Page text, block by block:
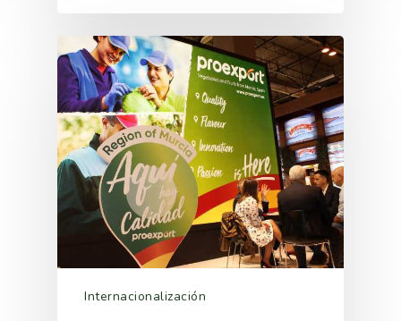
Internacionalización
Nutrición Y Salud
Opinión
Sostenibilidad
Exportaciones 2016
Exportaciones 2015
Juntos Contra El
Proyectos Destacados
Promoción De La
Alimentación
Campañas De
Frutas Y Hortalizas
Concurso
Nuves. Nutrición
Sostenible
Innovación
Videos
Contacto
Intranet